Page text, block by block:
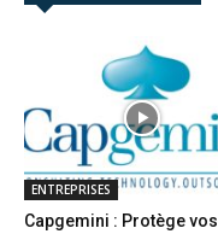
ENTREPRISES
Capgemini : Protège vos